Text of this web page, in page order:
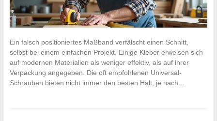
Ein falsch positioniertes Maßband verfälscht einen Schnitt,
selbst bei einem einfachen Projekt. Einige Kleber erweisen sich
auf modernen Materialien als weniger effektiv, als auf ihrer
Verpackung angegeben. Die oft empfohlenen Universal-
Schrauben bieten nicht immer den besten Halt, je nach…